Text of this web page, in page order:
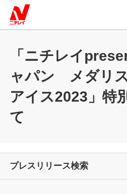
「ニチレイ
ャパン メダリス
アイス2023」特
て
プレスリリース検索